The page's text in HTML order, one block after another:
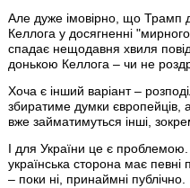
Але дуже імовірно, що Трамп
Келлога у досягненні
спадає нещодавня хвиля
донькою Келлога – чи не
Хоча є інший варіант –
збиратиме думки європейців,
вже займатимуться інші,
І для України це є
українська сторона має певні
– поки ні, принаймні публічно.